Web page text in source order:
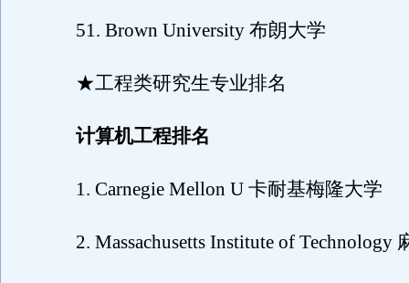
51. Brown University 布朗大学
★工程类研究生专业排名
计算机工程排名
1. Carnegie Mellon U 卡耐基梅隆大学
2. Massachusetts Institute of Technology